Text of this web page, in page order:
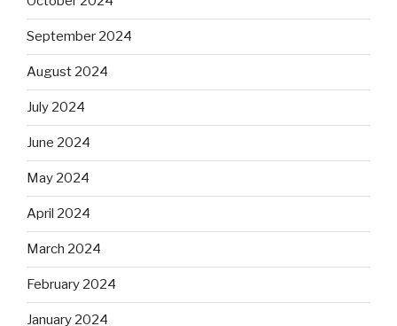
September 2024
August 2024
July 2024
June 2024
May 2024
April 2024
March 2024
February 2024
January 2024